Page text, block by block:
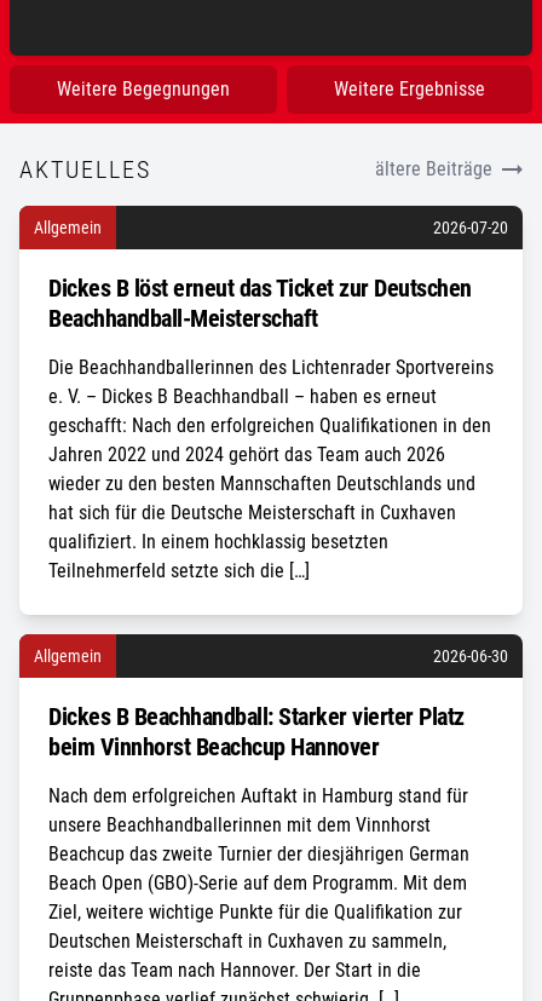
Theodor-Haubach-Schule
Weitere Begegnungen Weitere Ergebnisse
AKTUELLES ältere Beiträge
Allgemein 2026-07-20
Dickes B löst erneut das Ticket zur Deutschen
Beachhandball-Meisterschaft
Die Beachhandballerinnen des Lichtenrader Sportvereins
e. V. – Dickes B Beachhandball – haben es erneut
geschafft: Nach den erfolgreichen Qualifikationen in den
Jahren 2022 und 2024 gehört das Team auch 2026
wieder zu den besten Mannschaften Deutschlands und
hat sich für die Deutsche Meisterschaft in Cuxhaven
qualifiziert. In einem hochklassig besetzten
Teilnehmerfeld setzte sich die […]
Allgemein 2026-06-30
Dickes B Beachhandball: Starker vierter Platz
beim Vinnhorst Beachcup Hannover
Nach dem erfolgreichen Auftakt in Hamburg stand für
unsere Beachhandballerinnen mit dem Vinnhorst
Beachcup das zweite Turnier der diesjährigen German
Beach Open (GBO)-Serie auf dem Programm. Mit dem
Ziel, weitere wichtige Punkte für die Qualifikation zur
Deutschen Meisterschaft in Cuxhaven zu sammeln,
reiste das Team nach Hannover. Der Start in die